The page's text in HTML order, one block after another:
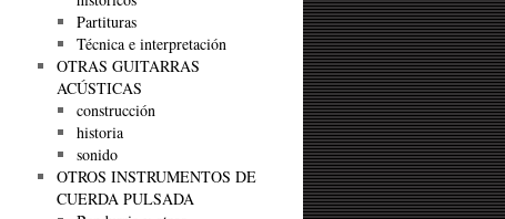
Partituras
Técnica e interpretación
OTRAS GUITARRAS
ACÚSTICAS
construcción
historia
sonido
OTROS INSTRUMENTOS DE
CUERDA PULSADA